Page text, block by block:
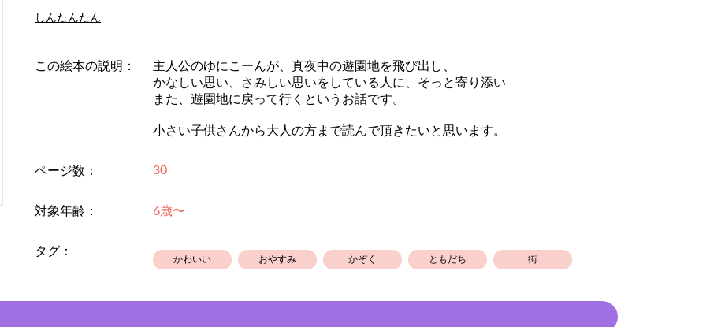
しんたんたん
この絵本の説明：
主人公のゆにこーんが、真夜中の遊園地を飛び出し、
かなしい思い、さみしい思いをしている人に、そっと寄り添い
また、遊園地に戻って行くというお話です。
小さい子供さんから大人の方まで読んで頂きたいと思います。
ページ数： 30
対象年齢： 6歳〜
タグ：
かわいい おやすみ かぞく ともだち 街